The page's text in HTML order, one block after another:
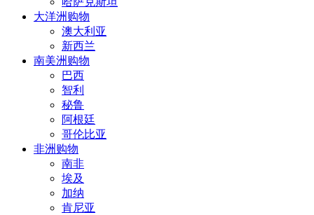
大洋洲购物
澳大利亚
新西兰
南美洲购物
巴西
智利
秘鲁
阿根廷
哥伦比亚
非洲购物
南非
埃及
加纳
肯尼亚